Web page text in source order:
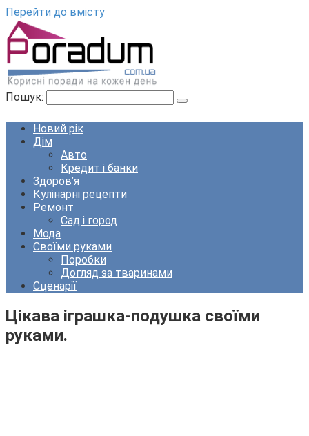
Перейти до вмісту
Пошук:
Новий рік
Дім
Авто
Кредит і банки
Здоров’я
Кулінарні рецепти
Ремонт
Сад і город
Мода
Своїми руками
Поробки
Догляд за тваринами
Сценарії
Цікава іграшка-подушка своїми
руками.